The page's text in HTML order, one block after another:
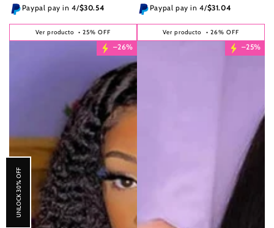
venta
Paypal pay in 4/$30.54
Ver producto • 25% OFF
venta
Paypal pay in 4/$31.04
Ver producto • 26% OFF
–26% –25%
UNLOCK 30% OFF